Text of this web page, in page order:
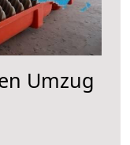
Umzug